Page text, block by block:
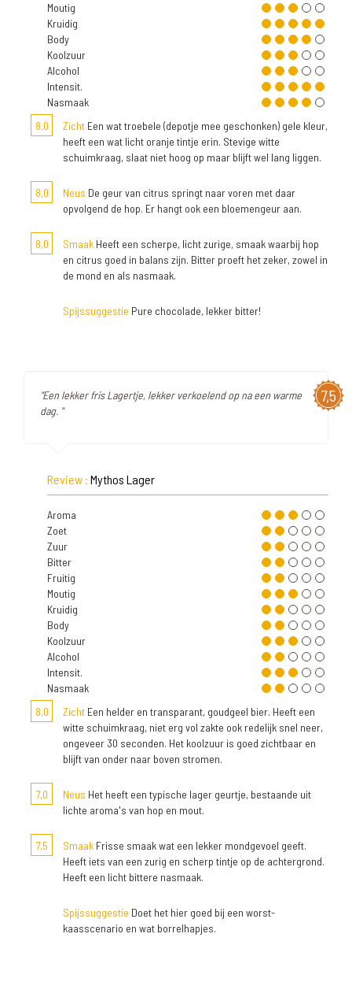
Moutig
Kruidig
Body
Koolzuur
Alcohol
Intensit.
Nasmaak
8,0
Zicht Een wat troebele (depotje mee geschonken) gele kleur,
heeft een wat licht oranje tintje erin. Stevige witte
schuimkraag, slaat niet hoog op maar blijft wel lang liggen.
8,0 Neus De geur van citrus springt naar voren met daar
opvolgend de hop. Er hangt ook een bloemengeur aan.
8,0 Smaak Heeft een scherpe, licht zurige, smaak waarbij hop
en citrus goed in balans zijn. Bitter proeft het zeker, zowel in
de mond en als nasmaak.
Spijssuggestie Pure chocolade, lekker bitter!
7,5
"Een lekker fris Lagertje, lekker verkoelend op na een warme
dag. "
Review : Mythos Lager
Aroma
Zoet
Zuur
Bitter
Fruitig
Moutig
Kruidig
Body
Koolzuur
Alcohol
Intensit.
Nasmaak
8,0
Zicht Een helder en transparant, goudgeel bier. Heeft een
witte schuimkraag, niet erg vol zakte ook redelijk snel neer,
ongeveer 30 seconden. Het koolzuur is goed zichtbaar en
blijft van onder naar boven stromen.
7,0 Neus Het heeft een typische lager geurtje, bestaande uit
lichte aroma's van hop en mout.
7,5 Smaak Frisse smaak wat een lekker mondgevoel geeft.
Heeft iets van een zurig en scherp tintje op de achtergrond.
Heeft een licht bittere nasmaak.
Spijssuggestie Doet het hier goed bij een worst-
kaasscenario en wat borrelhapjes.